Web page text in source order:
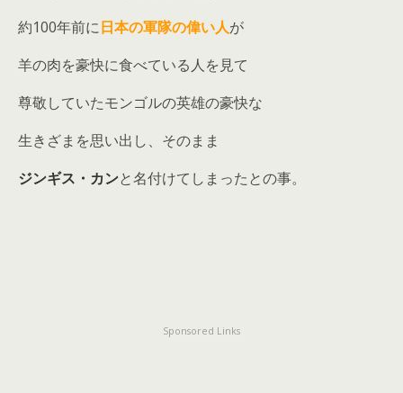
約100年前に日本の軍隊の偉い人が
羊の肉を豪快に食べている人を見て
尊敬していたモンゴルの英雄の豪快な
生きざまを思い出し、そのまま
ジンギス・カンと名付けてしまったとの事。
Sponsored Links